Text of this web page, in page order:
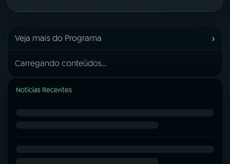
Veja mais do Programa ›
Carregando conteúdos...
Notícias Recentes